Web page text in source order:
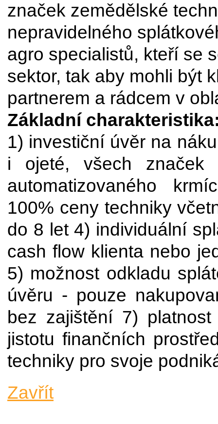
značek zemědělské
nepravidelného
agro specialistů, kteří se
sektor, tak aby mohli být
partnerem a rádcem v
Základní
1) investiční úvěr na
i ojeté, všech značek
automatizovaného
100% ceny techniky
do 8 let 4) individuální
cash flow klienta nebo
5) možnost odkladu
úvěru - pouze
bez zajištění 7)
jistotu finančních
techniky pro svoje
Zavřít